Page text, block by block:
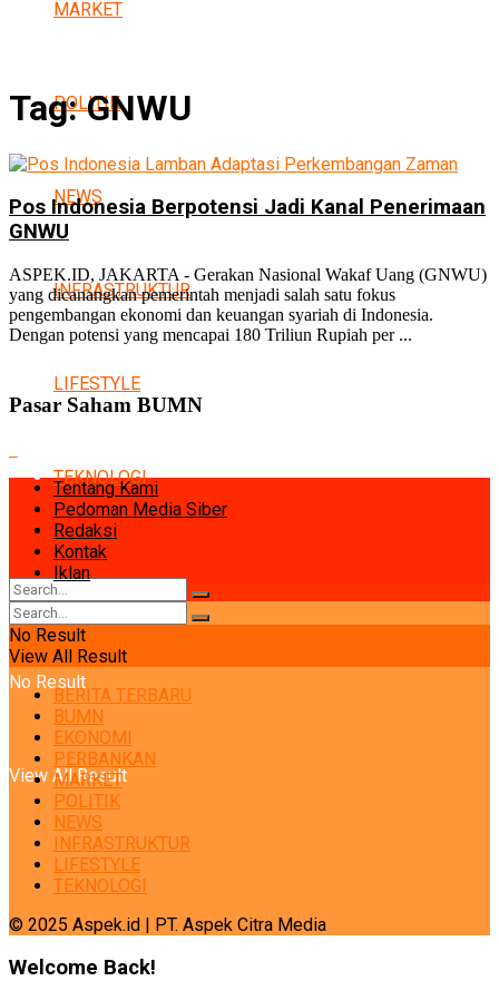
MARKET
POLITIK
NEWS
INFRASTRUKTUR
LIFESTYLE
TEKNOLOGI
No Result
View All Result
Tag:GNWU
Pos Indonesia Berpotensi Jadi Kanal Penerimaan
GNWU
ASPEK.ID, JAKARTA - Gerakan Nasional Wakaf Uang (GNWU)
yang dicanangkan pemerintah menjadi salah satu fokus
pengembangan ekonomi dan keuangan syariah di Indonesia.
Dengan potensi yang mencapai 180 Triliun Rupiah per ...
Pasar Saham BUMN
Tentang Kami
Pedoman Media Siber
Redaksi
Kontak
Iklan
No Result
View All Result
BERITA TERBARU
BUMN
EKONOMI
PERBANKAN
MARKET
POLITIK
NEWS
INFRASTRUKTUR
LIFESTYLE
TEKNOLOGI
© 2025 Aspek.id | PT. Aspek Citra Media
Welcome Back!